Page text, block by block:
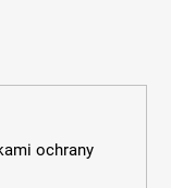
ochrany